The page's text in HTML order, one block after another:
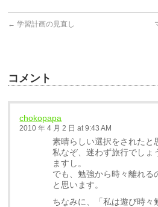
← 学習計画の見直し
コメント
chokopapa
2010 年 4 月 2 日 at 9:43 AM
素晴らしい選択をされたと
私なぞ、迷わず旅行でしょ
ますし。
でも、勉強から時々離れる
と思います。
ちなみに、「私は遊び時々